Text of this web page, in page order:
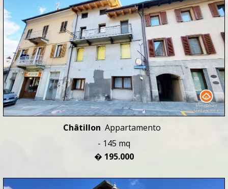
Châtillon Appartamento
- 145 mq
� 195.000